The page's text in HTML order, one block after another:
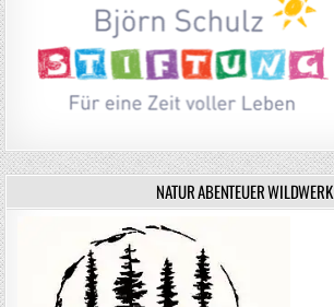
NATUR ABENTEUER WILDWERK